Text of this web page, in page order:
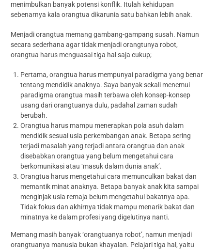
menimbulkan banyak potensi konflik. Itulah kehidupan
sebenarnya kala orangtua dikarunia satu bahkan lebih anak.
Menjadi orangtua memang gambang-gampang susah. Namun
secara sederhana agar tidak menjadi orangtunya robot,
orangtua harus menguasai tiga hal saja cukup;
Pertama, orangtua harus mempunyai paradigma yang benar
tentang mendidik anaknya. Saya banyak sekali menemui
paradigma orangtua masih terbawa oleh konsep-konsep
usang dari orangtuanya dulu, padahal zaman sudah
berubah.
Orangtua harus mampu menerapkan pola asuh dalam
mendidik sesuai usia perkembangan anak. Betapa sering
terjadi masalah yang terjadi antara orangtua dan anak
disebabkan orangtua yang belum mengetahui cara
berkomunikasi atau ‘masuk dalam dunia anak’.
Orangtua harus mengetahui cara memunculkan bakat dan
memantik minat anaknya. Betapa banyak anak kita sampai
menginjak usia remaja belum mengetahui bakatnya apa.
Tidak fokus dan akhirnya tidak mampu menarik bakat dan
minatnya ke dalam profesi yang digelutinya nanti.
Memang masih banyak ‘orangtuanya robot’, namun menjadi
orangtuanya manusia bukan khayalan. Pelajari tiga hal, yaitu